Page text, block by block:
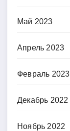
Май 2023
Апрель 2023
Февраль 2023
Декабрь 2022
Ноябрь 2022